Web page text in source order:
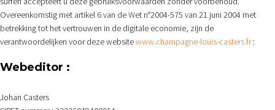
Overeenkomstig met artikel 6 van de Wet n°2004-575 van 21 juni 2004 met
betrekking tot het vertrouwen in de digitale economie, zijn de
verantwoordelijken voor deze websitewww.champagne-louis-casters.fr:
Webeditor :
Johan Casters